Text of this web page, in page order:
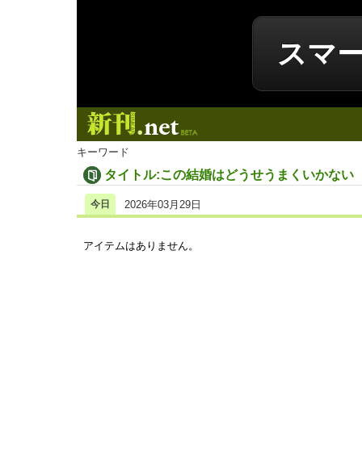
スマ
キーワード
タイトル:この結婚はどうせうまくいかない
今日 2026年03月29日
アイテムはありません。